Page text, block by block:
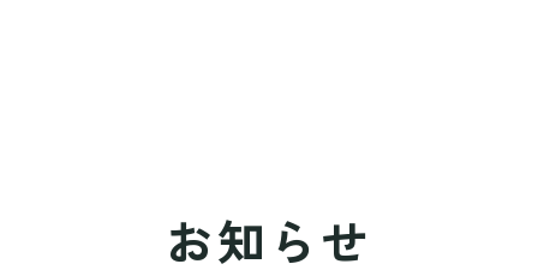
お知らせ